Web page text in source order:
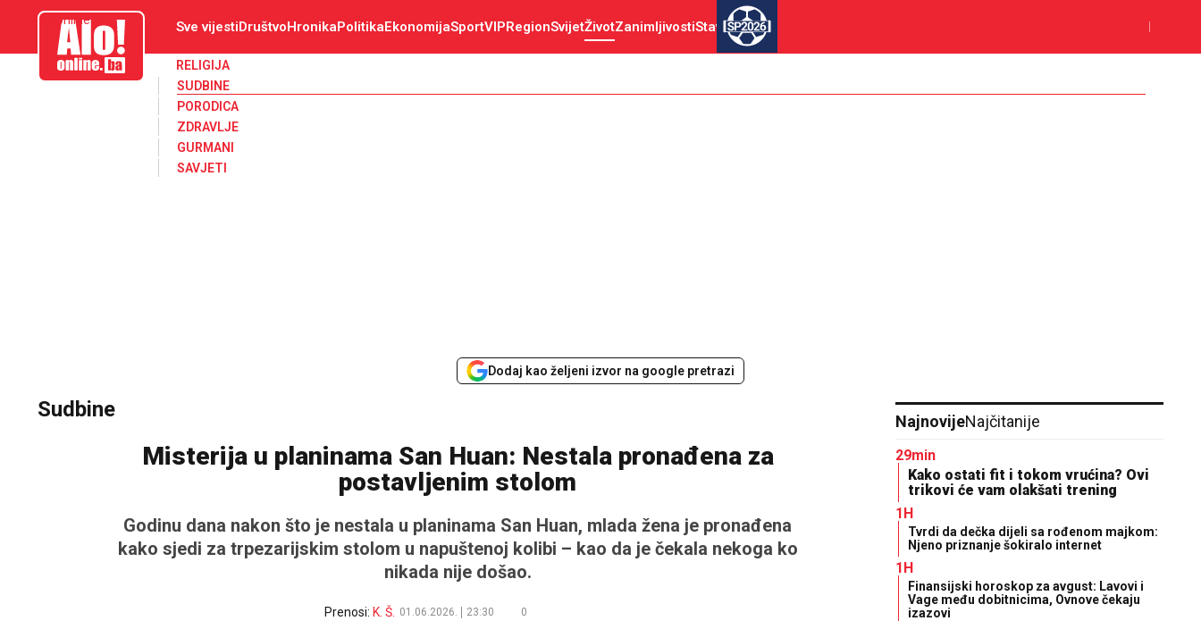
aloonline.ba Sve vijestiDruštvoHronikaPolitikaEkonomijaSportVIPRegionSvijetŽivotZanimljivostiStav SP2026
RELIGIJA
SUDBINE
PORODICA
ZDRAVLJE
GURMANI
SAVJETI
Dodaj kao željeni izvor na google pretrazi
Sudbine
Misterija u planinama San Huan: Nestala pronađena za
postavljenim stolom
Godinu dana nakon što je nestala u planinama San Huan, mlada žena je pronađena
kako sjedi za trpezarijskim stolom u napuštenoj kolibi – kao da je čekala nekoga ko
nikada nije došao.
Prenosi: K. Š. 01.06.2026. 23:30 0
NajnovijeNajčitanije
29min
Kako ostati fit i tokom vrućina? Ovi
trikovi će vam olakšati trening
1H
Tvrdi da dečka dijeli sa rođenom majkom:
Njeno priznanje šokiralo internet
1H
Finansijski horoskop za avgust: Lavovi i
Vage među dobitnicima, Ovnove čekaju
izazovi